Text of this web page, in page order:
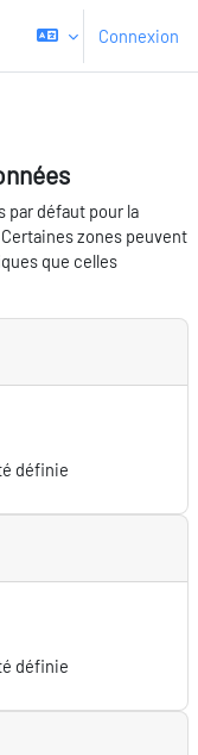
Connexion
par défaut pour la
zones peuvent
que celles
définie
définie